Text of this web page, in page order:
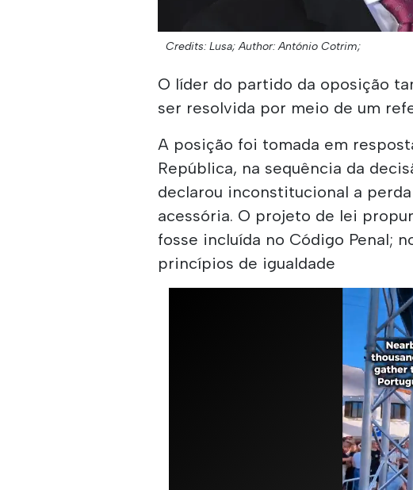
Credits: Lusa; Author: António Cotrim;
O líder do partido da oposição
ser resolvida por meio de um
A posição foi tomada em
República, na sequência da
declarou inconstitucional a
acessória. O projeto de lei
fosse incluída no Código Penal;
princípios de igualdade